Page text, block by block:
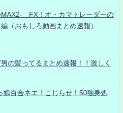
MAX2- FX！オ・カマトレーダーの
（おもしろ動画まとめ速報）
の髪ってるまとめ速報！！激しく
娘百合ネエ！こじらせ！50独身処